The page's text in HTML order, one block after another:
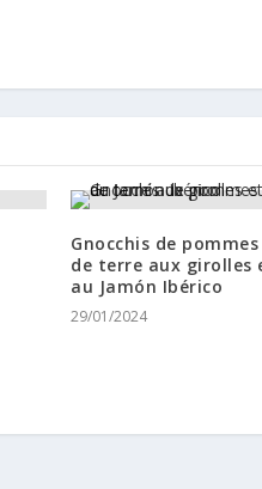
Gnocchis de pommes
de terre aux girolles
au Jamón Ibérico
29/01/2024